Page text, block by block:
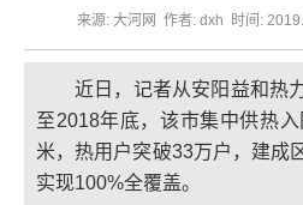
来源: 大河网 作者: dxh 时间:
近日，记者从安阳益和热
至2018年底，该市集中供热
米，热用户突破33万户，建成
实现100%全覆盖。